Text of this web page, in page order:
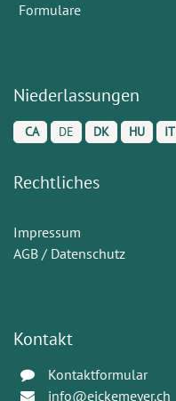
Formulare
Niederlassungen
CA DE DK HU IT
Rechtliches
Impressum
AGB / Datenschutz
Kontakt
Kontaktformular
info@eickemeyer.ch